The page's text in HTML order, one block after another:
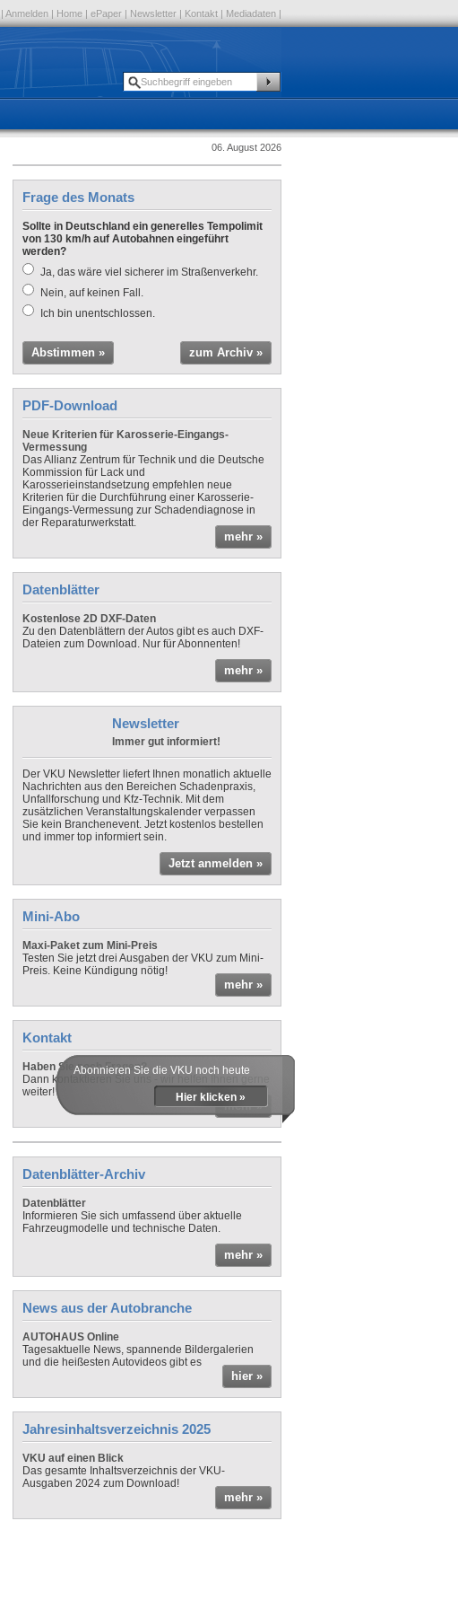
| Anmelden | Home | ePaper | Newsletter | Kontakt | Mediadaten |
06. August 2026
Frage des Monats
Sollte in Deutschland ein generelles Tempolimit
von 130 km/h auf Autobahnen eingeführt
werden?
Ja, das wäre viel sicherer im Straßenverkehr.
Nein, auf keinen Fall.
Ich bin unentschlossen.
Abstimmen » zum Archiv »
PDF-Download
Neue Kriterien für Karosserie-Eingangs-
Vermessung
Das Allianz Zentrum für Technik und die Deutsche
Kommission für Lack und
Karosserieinstandsetzung empfehlen neue
Kriterien für die Durchführung einer Karosserie-
Eingangs-Vermessung zur Schadendiagnose in
der Reparaturwerkstatt.
mehr »
Datenblätter
Kostenlose 2D DXF-Daten
Zu den Datenblättern der Autos gibt es auch DXF-
Dateien zum Download. Nur für Abonnenten!
mehr »
Newsletter
Immer gut informiert!
Der VKU Newsletter liefert Ihnen monatlich aktuelle
Nachrichten aus den Bereichen Schadenpraxis,
Unfallforschung und Kfz-Technik. Mit dem
zusätzlichen Veranstaltungskalender verpassen
Sie kein Branchenevent. Jetzt kostenlos bestellen
und immer top informiert sein.
Jetzt anmelden »
Mini-Abo
Maxi-Paket zum Mini-Preis
Testen Sie jetzt drei Ausgaben der VKU zum Mini-
Preis. Keine Kündigung nötig!
mehr »
Kontakt
Haben Sie noch Fragen?
Dann kontaktieren Sie uns - wir helfen Ihnen gerne
weiter!
mehr »
Abonnieren Sie die VKU noch heute
Hier klicken »
Datenblätter-Archiv
Datenblätter
Informieren Sie sich umfassend über aktuelle
Fahrzeugmodelle und technische Daten.
mehr »
News aus der Autobranche
AUTOHAUS Online
Tagesaktuelle News, spannende Bildergalerien
und die heißesten Autovideos gibt es
hier »
Jahresinhaltsverzeichnis 2025
VKU auf einen Blick
Das gesamte Inhaltsverzeichnis der VKU-
Ausgaben 2024 zum Download!
mehr »